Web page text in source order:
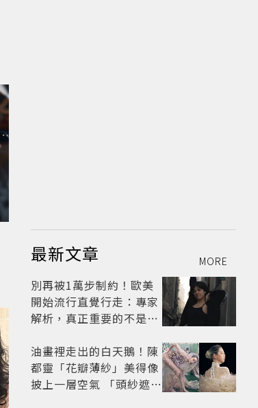
最新文章 MORE
別再被1萬步制約！歐美
開始流行直覺行走：專家
解析，真正重要的不是步
油畫裡走出的白天鵝！陳
都靈「花瓣薄紗」美得像
披上一層空氣 「頭紗遮